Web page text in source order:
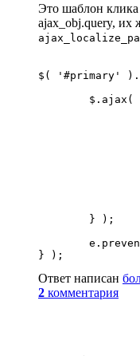
Это шаблон клика
ajax_obj.query, их
$( '#primary'
} );
Ответ написан
2 комментария